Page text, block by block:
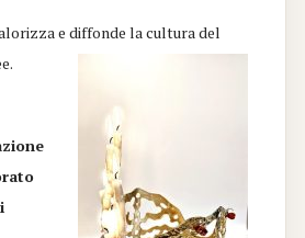
e diffonde la cultura del